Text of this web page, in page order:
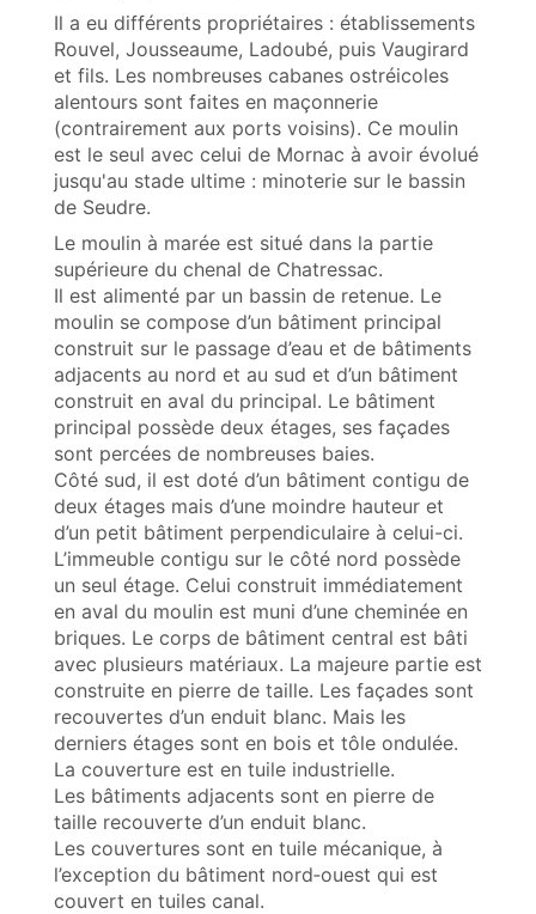
Il a eu différents propriétaires : établissements
Rouvel, Jousseaume, Ladoubé, puis Vaugirard
et fils. Les nombreuses cabanes ostréicoles
alentours sont faites en maçonnerie
(contrairement aux ports voisins). Ce moulin
est le seul avec celui de Mornac à avoir évolué
jusqu'au stade ultime : minoterie sur le bassin
de Seudre.
Le moulin à marée est situé dans la partie
supérieure du chenal de Chatressac.
Il est alimenté par un bassin de retenue. Le
moulin se compose d’un bâtiment principal
construit sur le passage d’eau et de bâtiments
adjacents au nord et au sud et d’un bâtiment
construit en aval du principal. Le bâtiment
principal possède deux étages, ses façades
sont percées de nombreuses baies.
Côté sud, il est doté d’un bâtiment contigu de
deux étages mais d’une moindre hauteur et
d’un petit bâtiment perpendiculaire à celui-ci.
L’immeuble contigu sur le côté nord possède
un seul étage. Celui construit immédiatement
en aval du moulin est muni d’une cheminée en
briques. Le corps de bâtiment central est bâti
avec plusieurs matériaux. La majeure partie est
construite en pierre de taille. Les façades sont
recouvertes d’un enduit blanc. Mais les
derniers étages sont en bois et tôle ondulée.
La couverture est en tuile industrielle.
Les bâtiments adjacents sont en pierre de
taille recouverte d’un enduit blanc.
Les couvertures sont en tuile mécanique, à
l’exception du bâtiment nord‑ouest qui est
couvert en tuiles canal.